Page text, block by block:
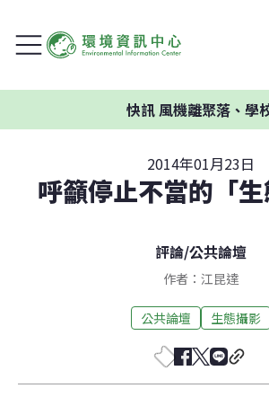
快訊風機離聚落、學校
2014年01月23日
呼籲停止不當的「生
評論/公共論壇
作者：江昆達
公共論壇 生態攝影